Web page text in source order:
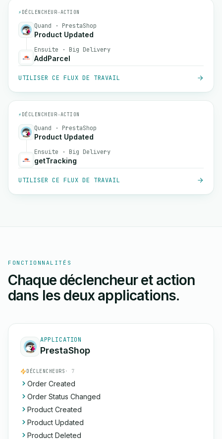
⚡ DÉCLENCHEUR→ACTION
Quand · PrestaShop
Product Updated
Ensuite · Big Delivery
AddParcel
UTILISER CE FLUX DE TRAVAIL
⚡ DÉCLENCHEUR→ACTION
Quand · PrestaShop
Product Updated
Ensuite · Big Delivery
getTracking
UTILISER CE FLUX DE TRAVAIL
FONCTIONNALITÉS
Chaque déclencheur et action
dans les deux applications.
APPLICATION
PrestaShop
DÉCLENCHEURS · 7
Order Created
Order Status Changed
Product Created
Product Updated
Product Deleted